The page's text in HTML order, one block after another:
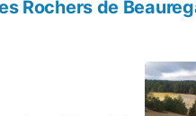
Rochers de